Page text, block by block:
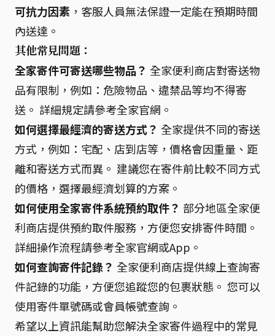
可抗力因素 ，客服人員無法保證一定能在預期時間
內送達。
其他常見問題：
全家寄件可寄送哪些物品？ 全家便利商店對寄送物
品有限制，例如：危險物品、違禁品等均不得寄
送。 詳細規定請參考全家官網。
如何選擇最經濟的寄送方式？ 全家提供不同的寄送
方式，例如：宅配、店到店等，價格會因重量、距
離和寄送方式而異。 建議您在寄件前比較不同方式
的價格，選擇最經濟划算的方案。
如何使用全家寄件系統預約取件？ 部分地區全家便
利商店提供預約取件服務，方便您安排寄件時間。
詳細操作流程請參考全家官網或App。
如何查詢寄件記錄？ 全家便利商店提供線上查詢寄
件記錄的功能，方便您追蹤您的包裹狀態。 您可以
使用寄件單號碼或會員帳號查詢。
希望以上資訊能幫助您解決全家寄件過程中的常見